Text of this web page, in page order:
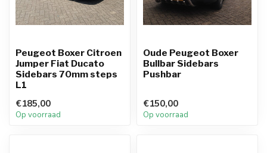
Peugeot Boxer Citroen
Jumper Fiat Ducato
Sidebars 70mm steps
L1
€185,00
Op voorraad
Oude Peugeot Boxer
Bullbar Sidebars
Pushbar
€150,00
Op voorraad